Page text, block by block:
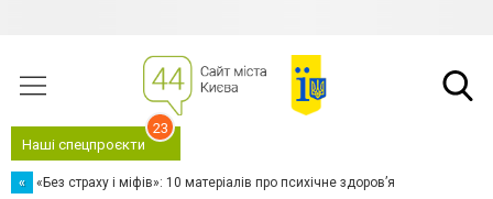
Наші спецпроєкти
23
« «Без страху і міфів»: 10 матеріалів про психічне здоров’я